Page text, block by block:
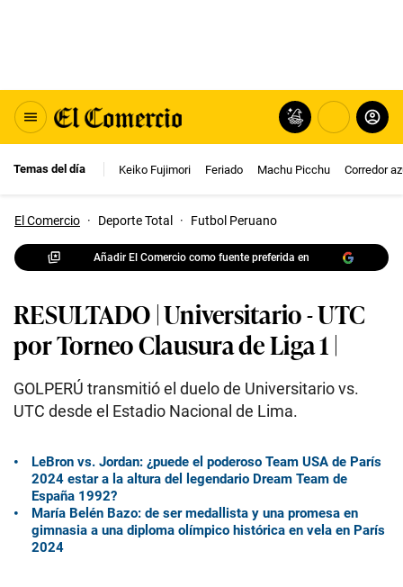
Temas del día Keiko Fujimori Feriado Machu Picchu Corredor
El Comercio · Deporte Total · Futbol Peruano
Añadir El Comercio como fuente preferida en
RESULTADO | Universitario - UTC
por Torneo Clausura de Liga 1 |
GOLPERÚ transmitió el duelo de Universitario vs.
UTC desde el Estadio Nacional de Lima.
LeBron vs. Jordan: ¿puede el poderoso Team USA de París
2024 estar a la altura del legendario Dream Team de
España 1992?
María Belén Bazo: de ser medallista y una promesa en
gimnasia a una diploma olímpico histórica en vela en París
2024